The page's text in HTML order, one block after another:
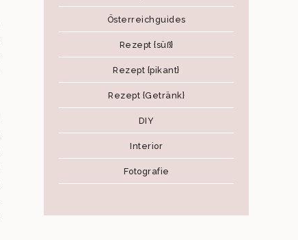
Österreichguides
Rezept {süß}
Rezept {pikant}
Rezept {Getränk}
DIY
Interior
Fotografie